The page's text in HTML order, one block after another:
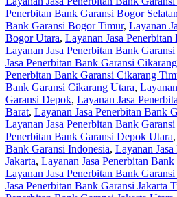
Penerbitan Bank Garansi Bogor
Bank Garansi Bogor Timur, Layanan
Bogor Utara, Layanan Jasa
Layanan Jasa Penerbitan Bank
Jasa Penerbitan Bank Garansi
Penerbitan Bank Garansi Cikarang
Bank Garansi Cikarang Utara,
Garansi Depok, Layanan Jasa
Barat, Layanan Jasa Penerbitan Bank
Layanan Jasa Penerbitan Bank
Penerbitan Bank Garansi Depok Utara,
Bank Garansi Indonesia, Layanan
Jakarta, Layanan Jasa Penerbitan
Layanan Jasa Penerbitan Bank Garansi
Jasa Penerbitan Bank Garansi Jakarta